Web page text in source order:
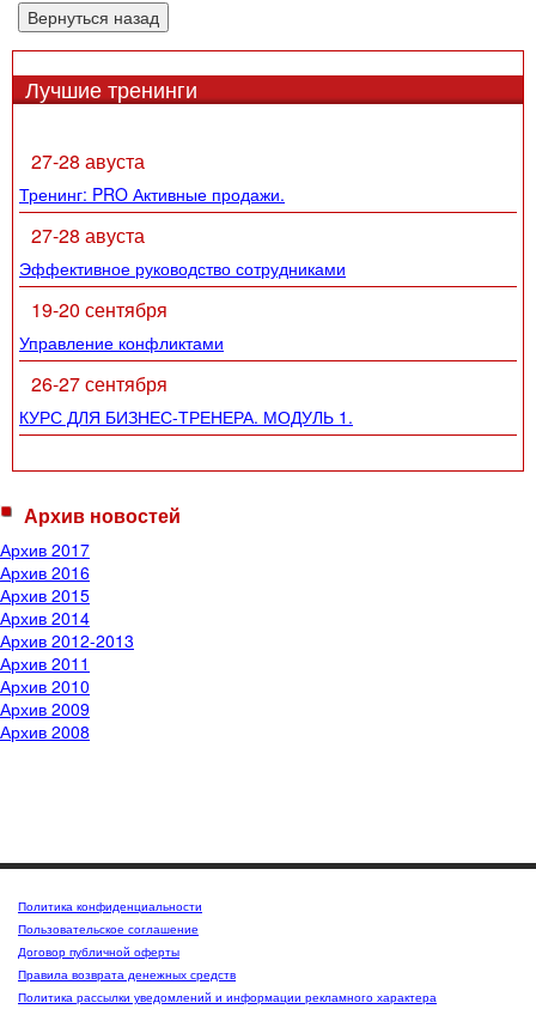
Лучшие тренинги
27-28 авуста
Тренинг: PRO Активные продажи.
27-28 авуста
Эффективное руководство сотрудниками
19-20 сентября
Управление конфликтами
26-27 сентября
КУРС ДЛЯ БИЗНЕС-ТРЕНЕРА. МОДУЛЬ 1.
Архив новостей
Архив 2017
Архив 2016
Архив 2015
Архив 2014
Архив 2012-2013
Архив 2011
Архив 2010
Архив 2009
Архив 2008
Политика конфиденциальности
Пользовательское соглашение
Договор публичной оферты
Правила возврата денежных средств
Политика рассылки уведомлений и информации рекламного характера